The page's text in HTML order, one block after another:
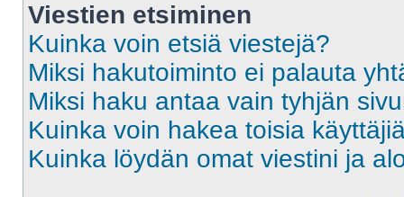
Viestien etsiminen
Kuinka voin etsiä viestejä?
Miksi hakutoiminto ei palauta
Miksi haku antaa vain tyhjän
Kuinka voin hakea toisia
Kuinka löydän omat viestini ja